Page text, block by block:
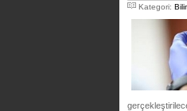
Kategori: